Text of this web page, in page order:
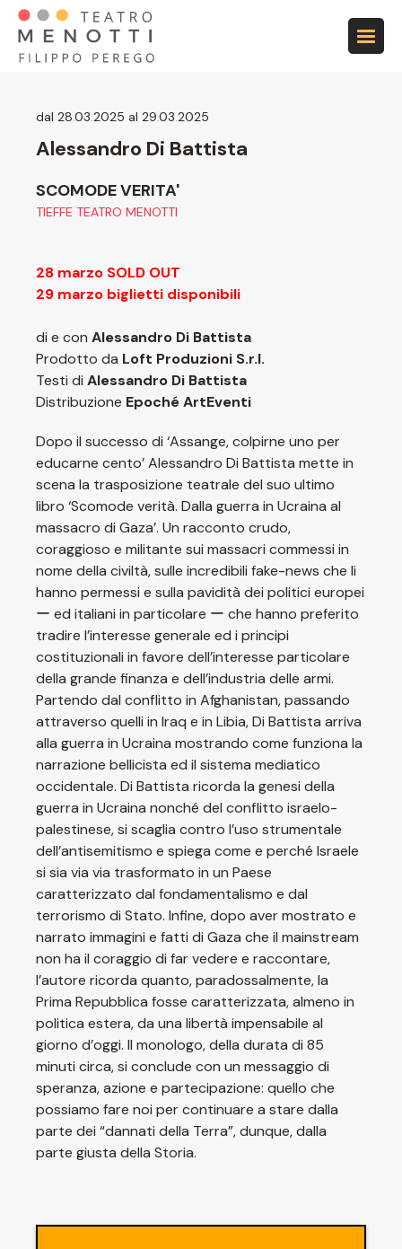
dal 28.03.2025 al 29.03.2025
Alessandro Di Battista
SCOMODE VERITA'
TIEFFE TEATRO MENOTTI
28 marzo SOLD OUT
29 marzo biglietti disponibili
di e con Alessandro Di Battista
Prodotto da Loft Produzioni S.r.l.
Testi di Alessandro Di Battista
Distribuzione Epoché ArtEventi
Dopo il successo di ‘Assange, colpirne uno per
educarne cento’ Alessandro Di Battista mette in
scena la trasposizione teatrale del suo ultimo
libro ‘Scomode verità. Dalla guerra in Ucraina al
massacro di Gaza’. Un racconto crudo,
coraggioso e militante sui massacri commessi in
nome della civiltà, sulle incredibili fake-news che li
hanno permessi e sulla pavidità dei politici europei
ー ed italiani in particolare ー che hanno preferito
tradire l’interesse generale ed i principi
costituzionali in favore dell’interesse particolare
della grande finanza e dell’industria delle armi.
Partendo dal conflitto in Afghanistan, passando
attraverso quelli in Iraq e in Libia, Di Battista arriva
alla guerra in Ucraina mostrando come funziona la
narrazione bellicista ed il sistema mediatico
occidentale. Di Battista ricorda la genesi della
guerra in Ucraina nonché del conflitto israelo-
palestinese, si scaglia contro l’uso strumentale
dell’antisemitismo e spiega come e perché Israele
si sia via via trasformato in un Paese
caratterizzato dal fondamentalismo e dal
terrorismo di Stato. Infine, dopo aver mostrato e
narrato immagini e fatti di Gaza che il mainstream
non ha il coraggio di far vedere e raccontare,
l’autore ricorda quanto, paradossalmente, la
Prima Repubblica fosse caratterizzata, almeno in
politica estera, da una libertà impensabile al
giorno d’oggi. Il monologo, della durata di 85
minuti circa, si conclude con un messaggio di
speranza, azione e partecipazione: quello che
possiamo fare noi per continuare a stare dalla
parte dei “dannati della Terra”, dunque, dalla
parte giusta della Storia.